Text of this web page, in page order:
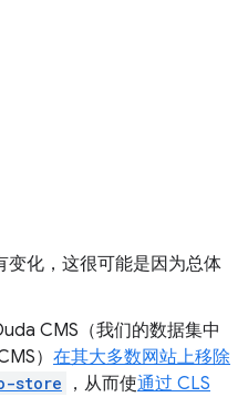
变化，这很可能是因为总体
CMS（我们的数据集中
） 在其大多数网站上移除
store ，从而使通过 CLS